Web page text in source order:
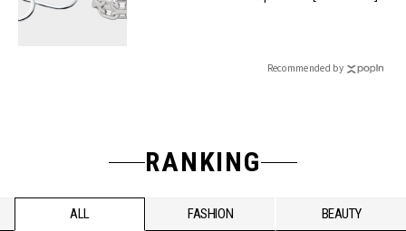
Recommended by
RANKING
ALL FASHION BEAUTY